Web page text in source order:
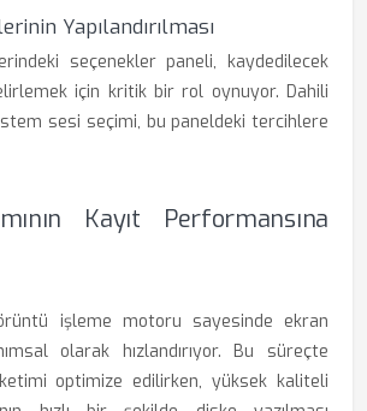
Yapılandırılması
seçenekler paneli, kaydedilecek
için kritik bir rol oynuyor. Dahili
sesi seçimi, bu paneldeki tercihlere
Kayıt Performansına
işleme motoru sayesinde ekran
olarak hızlandırıyor. Bu süreçte
optimize edilirken, yüksek kaliteli